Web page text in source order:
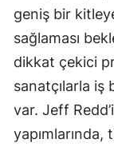
geniş bir
sağlaması
dikkat çekici
sanatçılarla iş
var. Jeff
yapımlarında,